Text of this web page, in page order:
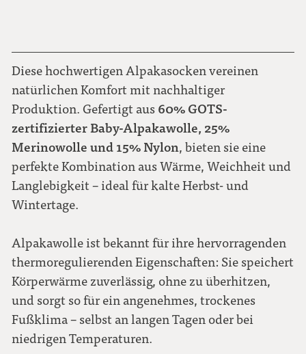
Diese hochwertigen Alpakasocken vereinen
natürlichen Komfort mit nachhaltiger
Produktion. Gefertigt aus 60% GOTS-
zertifizierter Baby-Alpakawolle, 25%
Merinowolle und 15% Nylon, bieten sie eine
perfekte Kombination aus Wärme, Weichheit und
Langlebigkeit – ideal für kalte Herbst- und
Wintertage.
Alpakawolle ist bekannt für ihre hervorragenden
thermoregulierenden Eigenschaften: Sie speichert
Körperwärme zuverlässig, ohne zu überhitzen,
und sorgt so für ein angenehmes, trockenes
Fußklima – selbst an langen Tagen oder bei
niedrigen Temperaturen.